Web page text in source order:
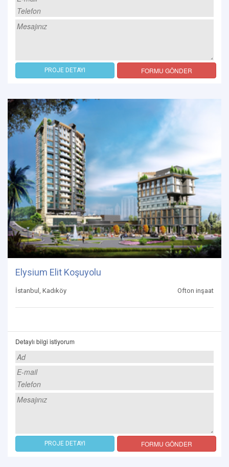
PROJE DETAYI FORMU GÖNDER
Elysium Elit Koşuyolu
İstanbul, Kadıköy Ofton inşaat
Detaylı bilgi istiyorum
PROJE DETAYI FORMU GÖNDER